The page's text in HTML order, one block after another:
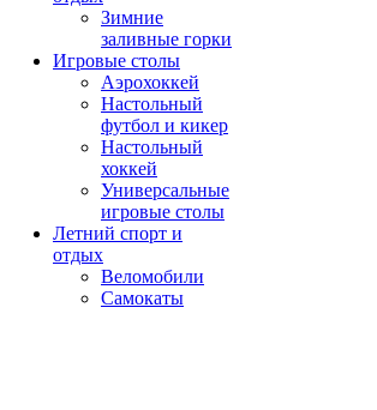
Зимние
заливные горки
Игровые столы
Аэрохоккей
Настольный
футбол и кикер
Настольный
хоккей
Универсальные
игровые столы
Летний спорт и
отдых
Веломобили
Самокаты